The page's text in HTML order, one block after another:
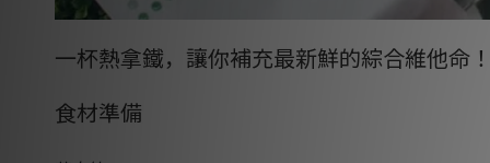
一杯熱拿鐵，讓你補充最新鮮的綜合維他命
食材準備